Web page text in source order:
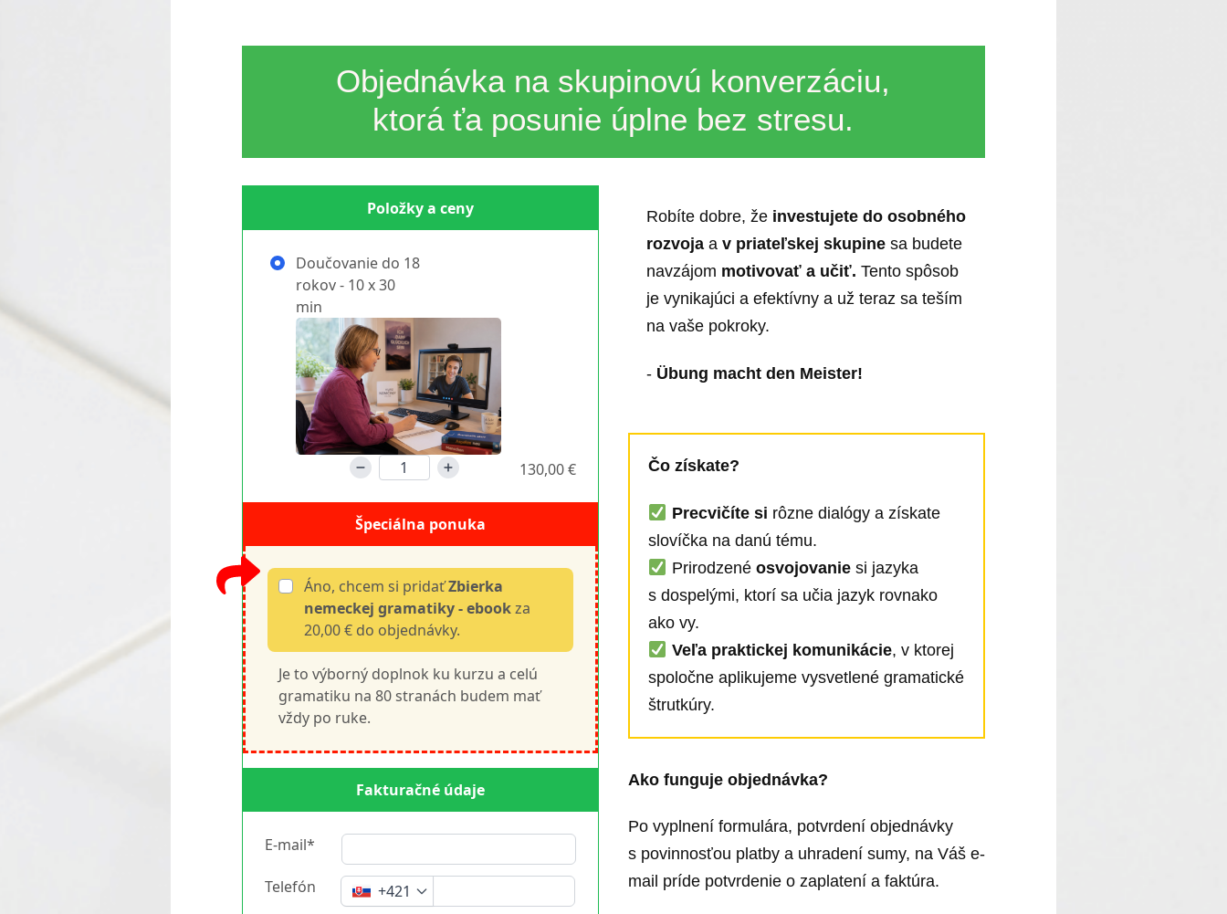
Objednávka na skupinovú konverzáciu,
ktorá ťa posunie úplne bez stresu.
Položky a ceny
Doučovanie do 18
rokov - 10 x 30
min
130,00 €
Špeciálna ponuka
Áno, chcem si pridaťZbierka
nemeckej gramatiky - ebookza
20,00 € do objednávky.
Je to výborný doplnok ku kurzu a celú
gramatiku na 80 stranách budem mať
vždy po ruke.
Fakturačné údaje
E-mail*
Telefón
+421
Robíte dobre, že investujete do osobného
rozvoja av priateľskej skupine sa budete
navzájom motivovať a učiť. Tento spôsob
je vynikajúci a efektívny a už teraz sa teším
na vaše pokroky.
- Übung macht den Meister!
Čo získate?
Precvičíte si rôzne dialógy a získate
slovíčka na danú tému.
Prirodzenéosvojovaniesi jazyka
s dospelými, ktorí sa učia jazyk rovnako
ako vy.
Veľa praktickej komunikácie, v ktorej
spoločne aplikujeme vysvetlené gramatické
štrutkúry.
Ako funguje objednávka?
Po vyplnení formulára, potvrdení objednávky
s povinnosťou platby a uhradení sumy, na Váš e-
mail príde potvrdenie o zaplatení a faktúra.